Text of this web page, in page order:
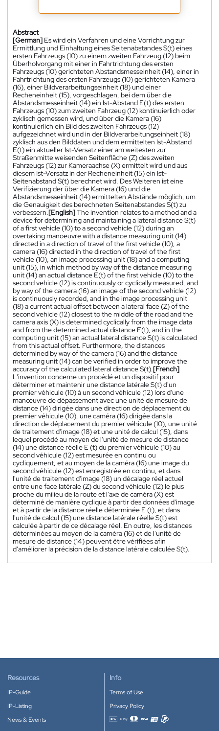
Abstract
[German] Es wird ein Verfahren und eine Vorrichtung zur
Ermittlung und Einhaltung eines Seitenabstandes S(t) eines
ersten Fahrzeugs (10) zu einem zweiten Fahrzeug (12) beim
Überholvorgang mit einer in Fahrtrichtung des ersten
Fahrzeugs (10) gerichteten Abstandsmesseinheit (14), einer in
Fahrtrichtung des ersten Fahrzeugs (10) gerichteten Kamera
(16), einer Bildverarbeitungseinheit (18) und einer
Recheneinheit (15), vorgeschlagen, bei dem über die
Abstandsmesseinheit (14) ein Ist-Abstand E(t) des ersten
Fahrzeugs (10) zum zweiten Fahrzeug (12) kontinuierlich oder
zyklisch gemessen wird, und über die Kamera (16)
kontinuierlich ein Bild des zweiten Fahrzeugs (12)
aufgezeichnet wird und in der Bildverarbeitungseinheit (18)
zyklisch aus den Bilddaten und dem ermittelten Ist-Abstand
E(t) ein aktueller Ist-Versatz einer am weitesten zur
Straßenmitte weisenden Seitenfläche (Z) des zweiten
Fahrzeugs (12) zur Kameraachse (X) ermittelt wird und aus
diesem Ist-Versatz in der Recheneinheit (15) ein Ist-
Seitenabstand S(t) berechnet wird. Des Weiteren ist eine
Verifizierung der über die Kamera (16) und die
Abstandsmesseinheit (14) ermittelten Abstände möglich, um
die Genauigkeit des berechneten Seitenabstandes S(t) zu
verbessern.[English]The invention relates to a method and a
device for determining and maintaining a lateral distance S(t)
of a first vehicle (10) to a second vehicle (12) during an
overtaking manoeuvre with a distance measuring unit (14)
directed in a direction of travel of the first vehicle (10), a
camera (16) directed in the direction of travel of the first
vehicle (10), an image processing unit (18) and a computing
unit (15), in which method by way of the distance measuring
unit (14) an actual distance E(t) of the first vehicle (10) to the
second vehicle (12) is continuously or cyclically measured, and
by way of the camera (16) an image of the second vehicle (12)
is continuously recorded, and in the image processing unit
(18) a current actual offset between a lateral face (Z) of the
second vehicle (12) closest to the middle of the road and the
camera axis (X) is determined cyclically from the image data
and from the determined actual distance E(t), and in the
computing unit (15) an actual lateral distance S(t) is calculated
from this actual offset. Furthermore, the distances
determined by way of the camera (16) and the distance
measuring unit (14) can be verified in order to improve the
accuracy of the calculated lateral distance S(t).[French]
L'invention concerne un procédé et un dispositif pour
déterminer et maintenir une distance latérale S(t) d'un
premier véhicule (10) à un second véhicule (12) lors d'une
manœuvre de dépassement avec une unité de mesure de
distance (14) dirigée dans une direction de déplacement du
premier véhicule (10), une caméra (16) dirigée dans la
direction de déplacement du premier véhicule (10), une unité
de traitement d'image (18) et une unité de calcul (15), dans
lequel procédé au moyen de l'unité de mesure de distance
(14) une distance réelle E (t) du premier véhicule (10) au
second véhicule (12) est mesurée en continu ou
cycliquement, et au moyen de la caméra (16) une image du
second véhicule (12) est enregistrée en continu, et dans
l'unité de traitement d'image (18) un décalage réel actuel
entre une face latérale (Z) du second véhicule (12) le plus
proche du milieu de la route et l'axe de caméra (X) est
déterminé de manière cyclique à partir des données d'image
et à partir de la distance réelle déterminée E (t), et dans
l'unité de calcul (15) une distance latérale réelle S(t) est
calculée à partir de ce décalage réel. En outre, les distances
déterminées au moyen de la caméra (16) et de l'unité de
mesure de distance (14) peuvent être vérifiées afin
d'améliorer la précision de la distance latérale calculée S(t).
Resources
IP-Guide
IP-Listing
News & Events
Info
Terms of Use
Privacy Policy
Accepted payment methods